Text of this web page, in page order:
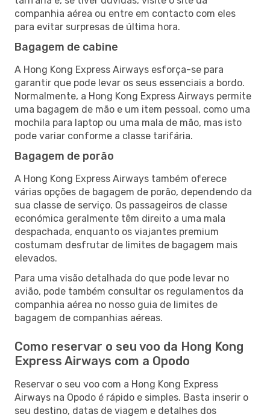
companhia aérea ou entre em contacto com eles
para evitar surpresas de última hora.
Bagagem de cabine
A Hong Kong Express Airways esforça-se para
garantir que pode levar os seus essenciais a bordo.
Normalmente, a Hong Kong Express Airways permite
uma bagagem de mão e um item pessoal, como uma
mochila para laptop ou uma mala de mão, mas isto
pode variar conforme a classe tarifária.
Bagagem de porão
A Hong Kong Express Airways também oferece
várias opções de bagagem de porão, dependendo da
sua classe de serviço. Os passageiros de classe
económica geralmente têm direito a uma mala
despachada, enquanto os viajantes premium
costumam desfrutar de limites de bagagem mais
elevados.
Para uma visão detalhada do que pode levar no
avião, pode também consultar os regulamentos da
companhia aérea no nosso guia de limites de
bagagem de companhias aéreas.
Como reservar o seu voo da Hong Kong
Express Airways com a Opodo
Reservar o seu voo com a Hong Kong Express
Airways na Opodo é rápido e simples. Basta inserir o
seu destino, datas de viagem e detalhes dos